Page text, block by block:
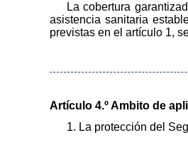
La cobertura
asistencia sanitaria
previstas en el artículo 1,
Artículo 4.º Ambito de
1. La protección del